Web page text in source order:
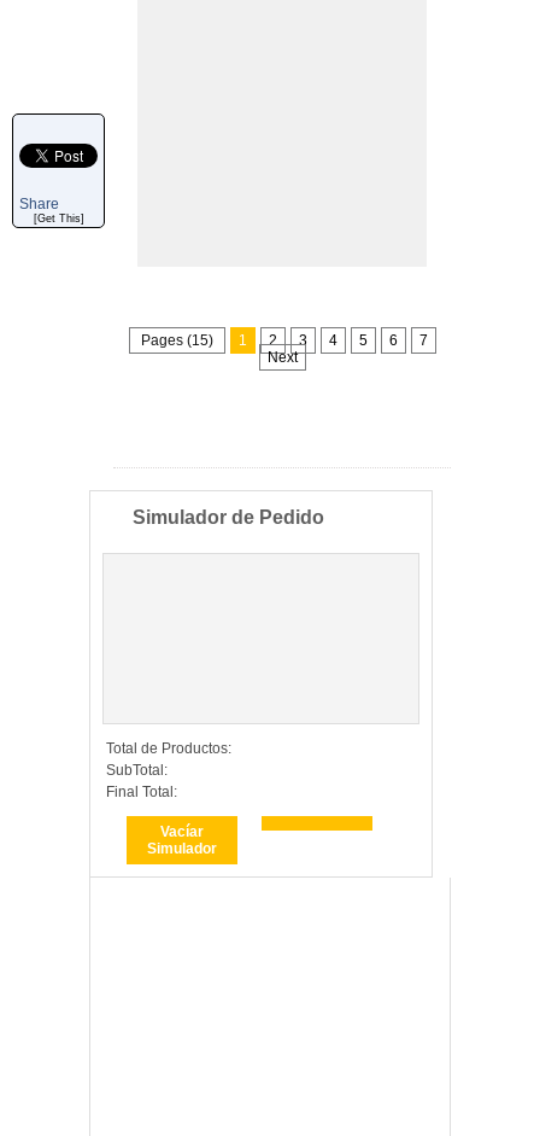
Pages (15) 1 2 3 4 5 6
7
Next
Share
[Get This]
Simulador de Pedido
Total de Productos:
SubTotal:
Final Total:
Vacíar
Simulador